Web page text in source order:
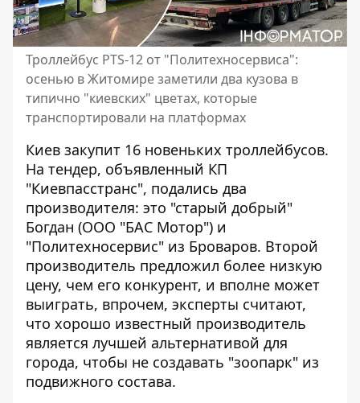
Троллейбус PTS-12 от "Политехносервиса":
осенью в Житомире заметили два кузова в
типично "киевских" цветах, которые
транспортировали на платформах
Киев закупит 16 новеньких троллейбусов.
На тендер, объявленный КП
"Киевпасстранс", подались два
производителя: это "старый добрый"
Богдан (ООО "БАС Мотор") и
"Политехносервис" из Броваров. Второй
производитель предложил более низкую
цену, чем его конкурент, и вполне может
выиграть, впрочем, эксперты считают,
что хорошо известный производитель
является лучшей альтернативой для
города, чтобы не создавать "зоопарк" из
подвижного состава.